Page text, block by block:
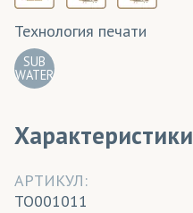
Технология печати
SUB
WATER
Характеристики
АРТИКУЛ:
TO001011